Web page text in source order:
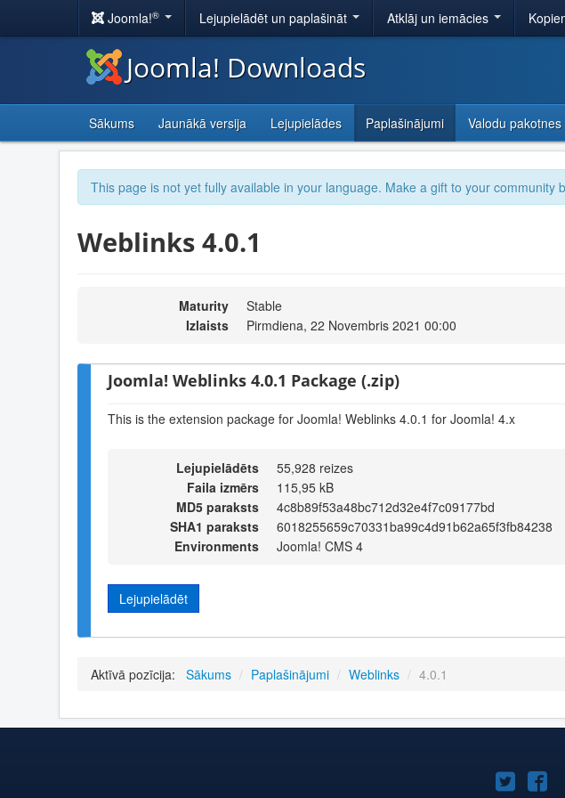
Joomla!® Lejupielādēt un paplašināt Atklāj un iemācies
Joomla! Downloads
Sākums Jaunākā versija Lejupielādes Paplašinājumi Valodu pakotnes
This page is not yet fully available in your language. Make a gift to your community
Weblinks 4.0.1
Maturity
Stable
Izlaists
Pirmdiena, 22 Novembris 2021 00:00
Joomla! Weblinks 4.0.1 Package (.zip)
This is the extension package for Joomla! Weblinks 4.0.1 for Joomla! 4.x
Lejupielādēts
55,928 reizes
Faila izmērs
115,95 kB
MD5 paraksts
4c8b89f53a48bc712d32e4f7c09177bd
SHA1 paraksts
6018255659c70331ba99c4d91b62a65f3fb84238
Environments
Joomla! CMS 4
Lejupielādēt
Aktīvā pozīcija: Sākums / Paplašinājumi / Weblinks / 4.0.1
Joomla!